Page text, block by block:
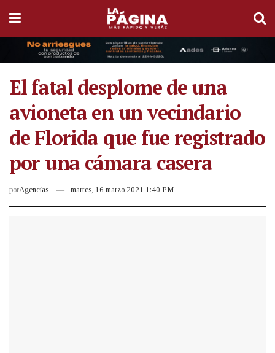
El fatal desplome de una
avioneta en un vecindario
de Florida que fue registrado
por una cámara casera
porAgencias martes, 16 marzo 2021 1:40 PM